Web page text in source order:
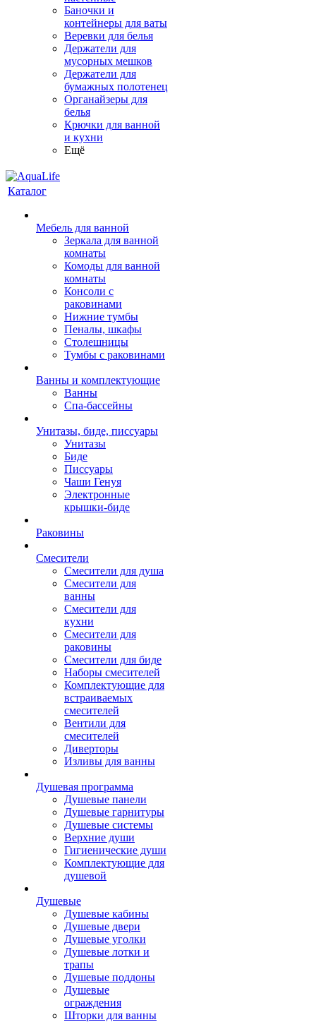
Баночки и
контейнеры для ваты
Веревки для белья
Держатели для
мусорных мешков
Держатели для
бумажных полотенец
Органайзеры для
белья
Крючки для ванной
и кухни
Ещё
Каталог
Мебель для ванной
Зеркала для ванной
комнаты
Комоды для ванной
комнаты
Консоли с
раковинами
Нижние тумбы
Пеналы, шкафы
Столешницы
Тумбы с раковинами
Ванны и комплектующие
Ванны
Спа-бассейны
Унитазы, биде, писсуары
Унитазы
Биде
Писсуары
Чаши Генуя
Электронные
крышки-биде
Раковины
Смесители
Смесители для душа
Смесители для
ванны
Смесители для
кухни
Смесители для
раковины
Смесители для биде
Наборы смесителей
Комплектующие для
встраиваемых
смесителей
Вентили для
смесителей
Диверторы
Изливы для ванны
Душевая программа
Душевые панели
Душевые гарнитуры
Душевые системы
Верхние души
Гигиенические души
Комплектующие для
душевой
Душевые
Душевые кабины
Душевые двери
Душевые уголки
Душевые лотки и
трапы
Душевые поддоны
Душевые
ограждения
Шторки для ванны